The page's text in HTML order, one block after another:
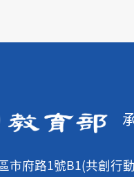
市府路1號B1(共創行